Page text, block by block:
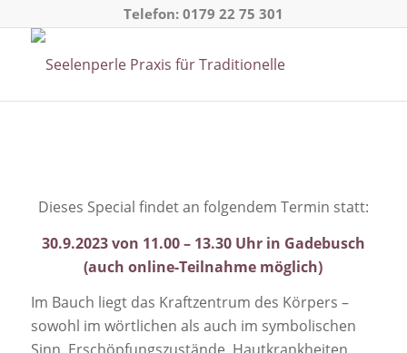
Telefon: 0179 22 75 301
Dieses Special findet an folgendem Termin statt:
30.9.2023 von 11.00 – 13.30 Uhr in Gadebusch
(auch online-Teilnahme möglich)
Im Bauch liegt das Kraftzentrum des Körpers –
sowohl im wörtlichen als auch im symbolischen